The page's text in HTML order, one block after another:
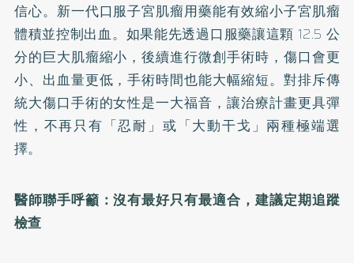
信心。新一代口服子宮肌瘤用藥能有效縮小子宮肌瘤
體積並控制出血。如果能先透過口服藥讓這顆 12.5 公
分的巨大肌瘤縮小，後續進行微創手術時，傷口會更
小、出血量更低，手術時間也能大幅縮短。對排斥傳
統大傷口手術的女性是一大福音，讓治療計畫更具彈
性，不再只有「忍耐」或「大動干戈」兩種極端選
擇。
醫師聯手呼籲：沒有最好只有最適合，建議定期追蹤
檢查